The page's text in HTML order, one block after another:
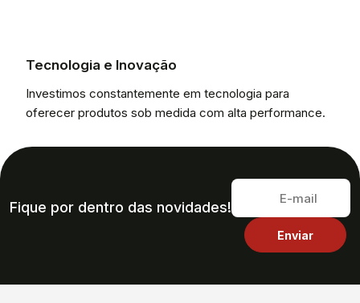
Tecnologia e Inovação
Investimos constantemente em tecnologia para
oferecer produtos sob medida com alta performance.
Fique por dentro das novidades!